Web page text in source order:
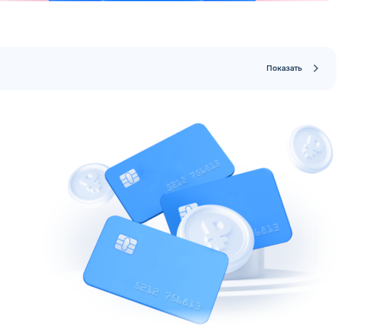
Показать
ОФОРМИТЬ ЗАЯВКУ
Заполняя форму, ясоглашаюсь с обработкой персональных
данных
ЗАВТРА